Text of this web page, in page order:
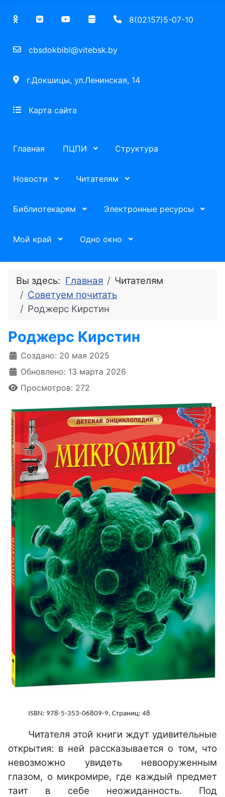
8(02157)5-07-10
cbsdokbibl@vitebsk.by
г.Докшицы, ул.Ленинская, 14
Карта сайта
Главная ПЦПИ Структура
Новости Читателям
Библиотекарям Электронные ресурсы
Мой край Одно окно
Вы здесь: Главная
Читателям
Советуем почитать
Роджерс Кирстин
Роджерс Кирстин
Информация о материале
Создано: 20 мая 2025
Обновлено: 13 марта 2026
Просмотров: 272
ISBN: 978-5-353-06809-9, Страниц: 48
Читателя этой книги ждут удивительные
открытия: в ней рассказывается о том, что
невозможно увидеть невооруженным
глазом, о микромире, где каждый предмет
таит в себе неожиданность. Под